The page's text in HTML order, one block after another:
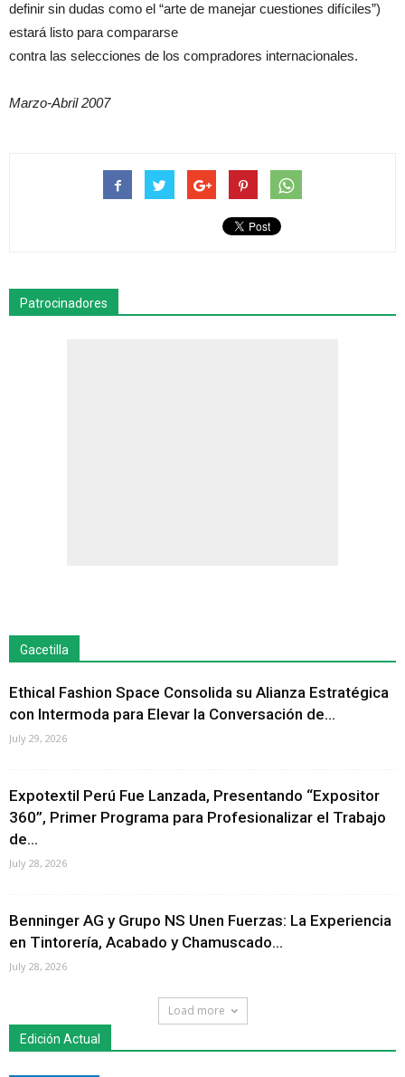
definir sin dudas como el “arte de manejar cuestiones difíciles”)
estará listo para compararse
contra las selecciones de los compradores internacionales.
Marzo-Abril 2007
Patrocinadores
Gacetilla
Ethical Fashion Space Consolida su Alianza Estratégica
con Intermoda para Elevar la Conversación de...
July 29, 2026
Expotextil Perú Fue Lanzada, Presentando “Expositor
360”, Primer Programa para Profesionalizar el Trabajo
de...
July 28, 2026
Benninger AG y Grupo NS Unen Fuerzas: La Experiencia
en Tintorería, Acabado y Chamuscado...
July 28, 2026
Load more
Edición Actual